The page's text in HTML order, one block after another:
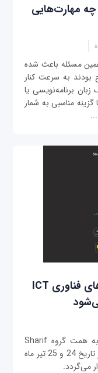
مهارت‌هایی
مسئله باعث شده
بودند به سرعت کنار
برنامه‌نویسی یا
مناسبی به شمار
ششمین دوره مسابقات چالش‌های فناوری ICT
ششمین دوره مسابقات ICT Challenge به همت گروه Sharif
ICT و با همکاری دانشگاه صنعتی شریف در تاریخ 24 و 25 تیر ماه